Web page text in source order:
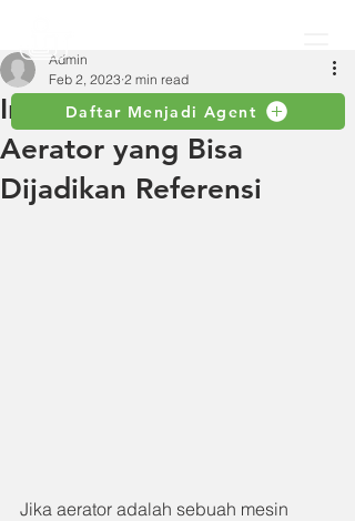
Daftar Menjadi Agent
Inilah Beberapa Batu
Aerator yang Bisa
Dijadikan Referensi
Admin
Feb 2, 2023 2 min read
Jika aerator adalah sebuah mesin